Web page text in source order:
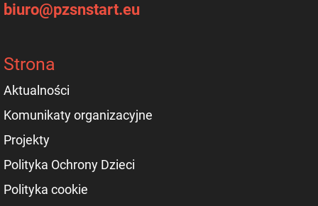
biuro@pzsnstart.eu
Strona
Aktualności
Komunikaty organizacyjne
Projekty
Polityka Ochrony Dzieci
Polityka cookie